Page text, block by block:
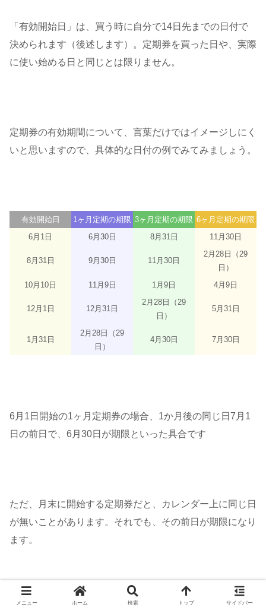
「有効開始日」は、買う時に自分で14日先までの日付で
決められます（後述します）。定期券を買った日や、実際
に使い始める日と同じとは限りません。
定期券の有効期間について、言葉だけではイメージしにく
いと思いますので、具体的な日付の例でみてみましょう。
有効開始日 1ヶ月定期の期限 3ヶ月定期の期限 6ヶ月定期の期限
6月1日
6月30日 8月31日 11月30日
8月31日 9月30日 11月30日
2月28日（29
日）
10月10日
11月9日 1月9日 4月9日
12月1日 12月31日
2月28日（29
日）
5月31日
1月31日
2月28日（29
日）
4月30日 7月30日
6月1日開始の1ヶ月定期券の場合、1か月後の同じ日7月1
日の前日で、6月30日が期限といった具合です
ただ、月末に開始する定期券だと、カレンダー上に同じ日
が無いことがあります。それでも、その前日が期限になり
ます。
メニュー ホーム 検索 トップ サイドバー